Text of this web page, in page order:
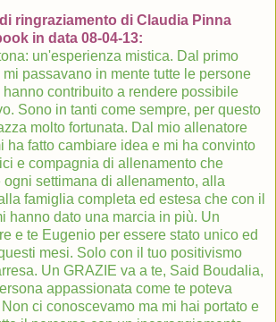
ringraziamento di Claudia Pinna
in data 08-04-13:
un'esperienza mistica. Dal primo
passavano in mente tutte le persone
contribuito a rendere possibile
Sono in tanti come sempre, per questo
molto fortunata. Dal mio allenatore
ha fatto cambiare idea e mi ha convinto
e compagnia di allenamento che
ogni settimana di allenamento, alla
famiglia completa ed estesa che con il
hanno dato una marcia in più. Un
e te Eugenio per essere stato unico ed
mesi. Solo con il tuo positivismo
Un GRAZIE va a te, Said Boudalia,
appassionata come te poteva
ci conoscevamo ma mi hai portato e